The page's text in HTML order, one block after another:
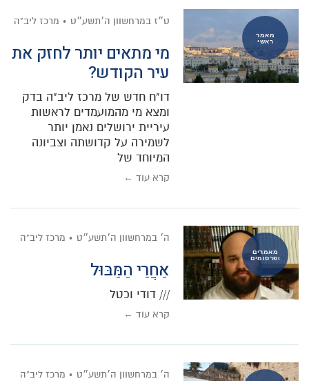
מאמר
ראשי
ט״ז במרחשוון ה׳תשע״ט מרכז ליב"ה
מי מתאים יותר לחזק את
עיר הקודש?
דו"ח חדש של מרכז ליב"ה בדק
ומצא מי מהמועמדים לראשות
עיריית ירושלים נאמן יותר
לשמירה על קדושתה וצביונה
המיוחד של
קרא עוד ←
מאמרים
ופרסומים
ה׳ במרחשוון ה׳תשע״ט מרכז ליב"ה
אַחֲרַי הַמַּבּוּל
/// דודי וכטל
קרא עוד ←
ה׳ במרחשוון ה׳תשע״ט מרכז ליב"ה